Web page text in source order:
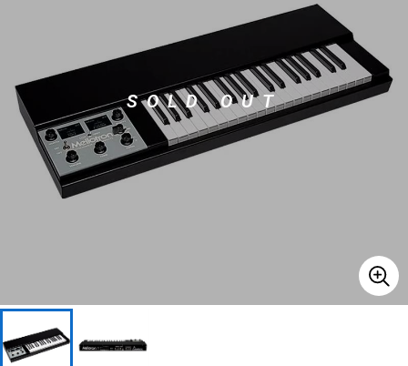
キーボード 電子ピアノ
管楽器 その他楽器
アンプ
SOLD OUT